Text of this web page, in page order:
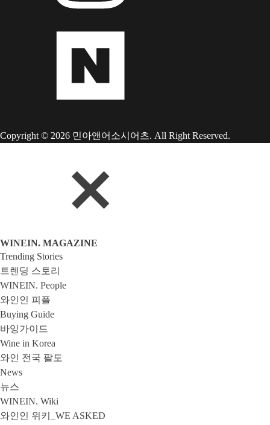
Copyright © 2026 민아앤어소시어츠. All Right Reserved.
WINEIN. MAGAZINE